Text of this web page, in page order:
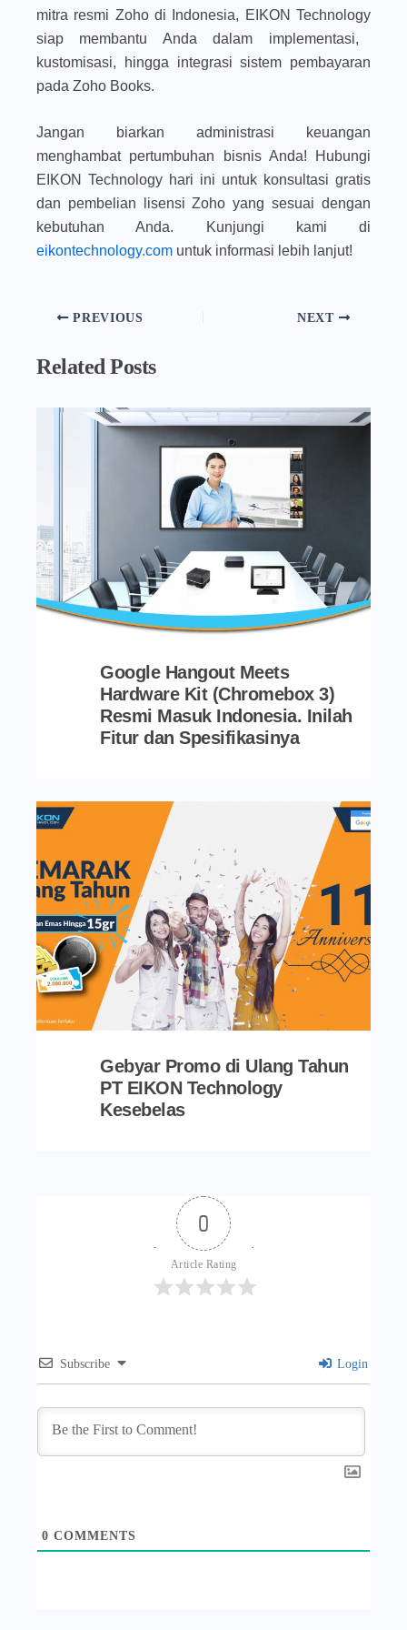
mitra resmi Zoho di Indonesia, EIKON Technology
siap membantu Anda dalam implementasi,
kustomisasi, hingga integrasi sistem pembayaran
pada Zoho Books.
Jangan biarkan administrasi keuangan
menghambat pertumbuhan bisnis Anda! Hubungi
EIKON Technology hari ini untuk konsultasi gratis
dan pembelian lisensi Zoho yang sesuai dengan
kebutuhan Anda. Kunjungi kami di
eikontechnology.com untuk informasi lebih lanjut!
PREVIOUS NEXT
Related Posts
Google Hangout Meets
Hardware Kit (Chromebox 3)
Resmi Masuk Indonesia. Inilah
Fitur dan Spesifikasinya
Gebyar Promo di Ulang Tahun
PT EIKON Technology
Kesebelas
0
Article Rating
Subscribe Login
0 COMMENTS